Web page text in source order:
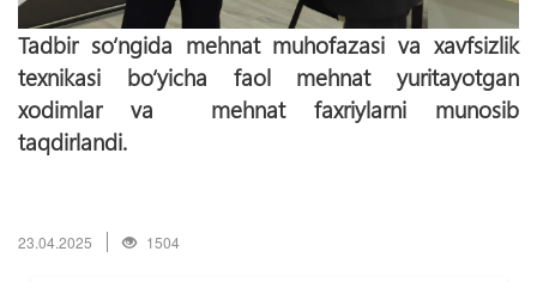
Tadbir so‘ngida mehnat muhofazasi va xavfsizlik
texnikasi bo‘yicha faol mehnat yuritayotgan
xodimlar va mehnat faxriylarni munosib
taqdirlandi.
23.04.2025 1504